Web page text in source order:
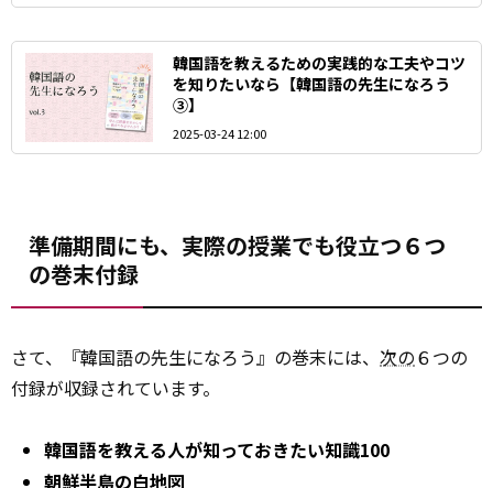
韓国語を教えるための実践的な工夫やコツ
を知りたいなら【韓国語の先生になろう
③】
2025-03-24 12:00
準備期間にも、実際の授業でも役立つ６つ
の巻末付録
さて、『韓国語の先生になろう』の巻末には、 次の６つの
付録が収録されています。
韓国語を教える人が知っておきたい知識100
朝鮮半島の白地図